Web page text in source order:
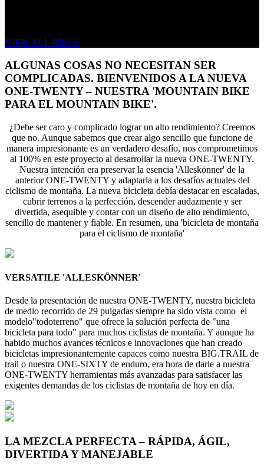
VIEW ALL BIKES
ALGUNAS COSAS NO NECESITAN SER
COMPLICADAS. BIENVENIDOS A LA NUEVA
ONE-TWENTY – NUESTRA 'MOUNTAIN BIKE
PARA EL MOUNTAIN BIKE'.
¿Debe ser caro y complicado lograr un alto rendimiento? Creemos
que no. Aunque sabemos que crear algo sencillo que funcione de
manera impresionante es un verdadero desafío, nos comprometimos
al 100% en este proyecto al desarrollar la nueva ONE-TWENTY.
Nuestra intención era preservar la esencia 'Alleskönner' de la
anterior ONE-TWENTY y adaptarla a los desafíos actuales del
ciclismo de montaña. La nueva bicicleta debía destacar en escaladas,
cubrir terrenos a la perfección, descender audazmente y ser
divertida, asequible y contar con un diseño de alto rendimiento,
sencillo de mantener y fiable. En resumen, una 'bicicleta de montaña
para el ciclismo de montaña'
VERSATILE 'ALLESKÖNNER'
Desde la presentación de nuestra ONE-TWENTY, nuestra bicicleta
de medio recorrido de 29 pulgadas siempre ha sido vista como el
modelo"todoterreno" que ofrece la solución perfecta de "una
bicicleta para todo" para muchos ciclistas de montaña. Y aunque ha
habido muchos avances técnicos e innovaciones que han creado
bicicletas impresionantemente capaces como nuestra BIG.TRAIL de
trail o nuestra ONE-SIXTY de enduro, era hora de darle a nuestra
ONE-TWENTY herramientas más avanzadas para satisfacer las
exigentes demandas de los ciclistas de montaña de hoy en día.
LA MEZCLA PERFECTA – RÁPIDA, ÁGIL,
DIVERTIDA Y MANEJABLE